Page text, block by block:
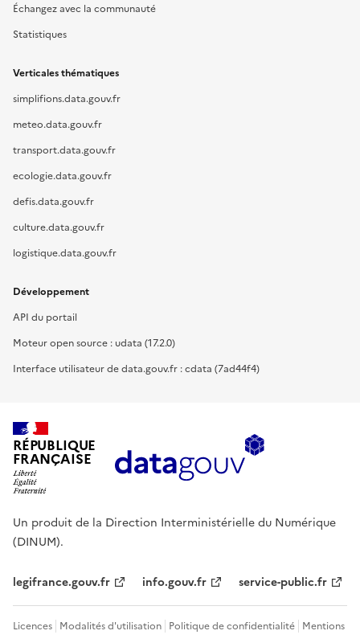
Échangez avec la communauté
Statistiques
Verticales thématiques
simplifions.data.gouv.fr
meteo.data.gouv.fr
transport.data.gouv.fr
ecologie.data.gouv.fr
defis.data.gouv.fr
culture.data.gouv.fr
logistique.data.gouv.fr
Développement
API du portail
Moteur open source : udata (17.2.0)
Interface utilisateur de data.gouv.fr : cdata (7ad44f4)
RÉPUBLIQUE
FRANÇAISE
Un produit de la Direction Interministérielle du Numérique
(DINUM).
legifrance.gouv.fr info.gouv.fr service-public.fr
Licences Modalités d'utilisation Politique de confidentialité Mentions